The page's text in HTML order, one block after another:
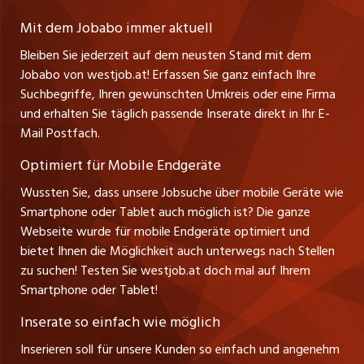
Lehrstellen
Führungspositionen
Management / Kader-Jobs
jobmittelland.ch
jobbern.ch
jobbasel.ch
zentraljob.ch
myjob.ch
schaffu.ch (VS)
ajourjob.ch
russmedia.com
vol.at
A-6858 Schwarzach
Stefan Spötl
Tel. +43 664 39 47 47 7
Leiter westjob.at
Andrea Graf
Tel. +43 664 20 30 02 1
Verkauf und Beratung
Mit dem Jobabo immer aktuell
Bleiben Sie jederzeit auf dem neusten Stand mit dem
Jobabo von westjob.at! Erfassen Sie ganz einfach Ihre
Suchbegriffe, Ihren gewünschten Umkreis oder eine Firma
und erhalten Sie täglich passende Inserate direkt in Ihr E-
Mail Postfach.
Optimiert für Mobile Endgeräte
Wussten Sie, dass unsere Jobsuche über mobile Geräte wie
Smartphone oder Tablet auch möglich ist? Die ganze
Webseite wurde für mobile Endgeräte optimiert und
bietet Ihnen die Möglichkeit auch unterwegs nach Stellen
zu suchen! Testen Sie westjob.at doch mal auf Ihrem
Smartphone oder Tablet!
Inserate so einfach wie möglich
Inserieren soll für unsere Kunden so einfach und angenehm